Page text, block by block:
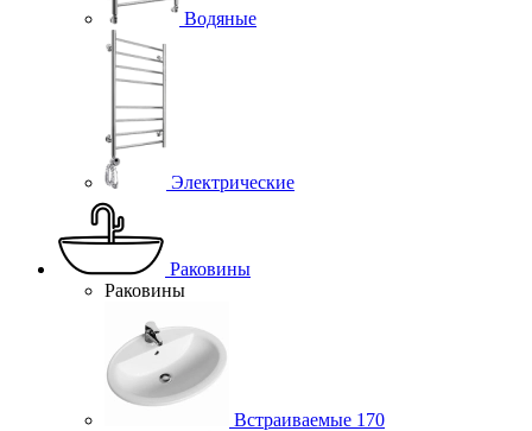
Водяные
Электрические
Раковины
Раковины
Встраиваемые 170